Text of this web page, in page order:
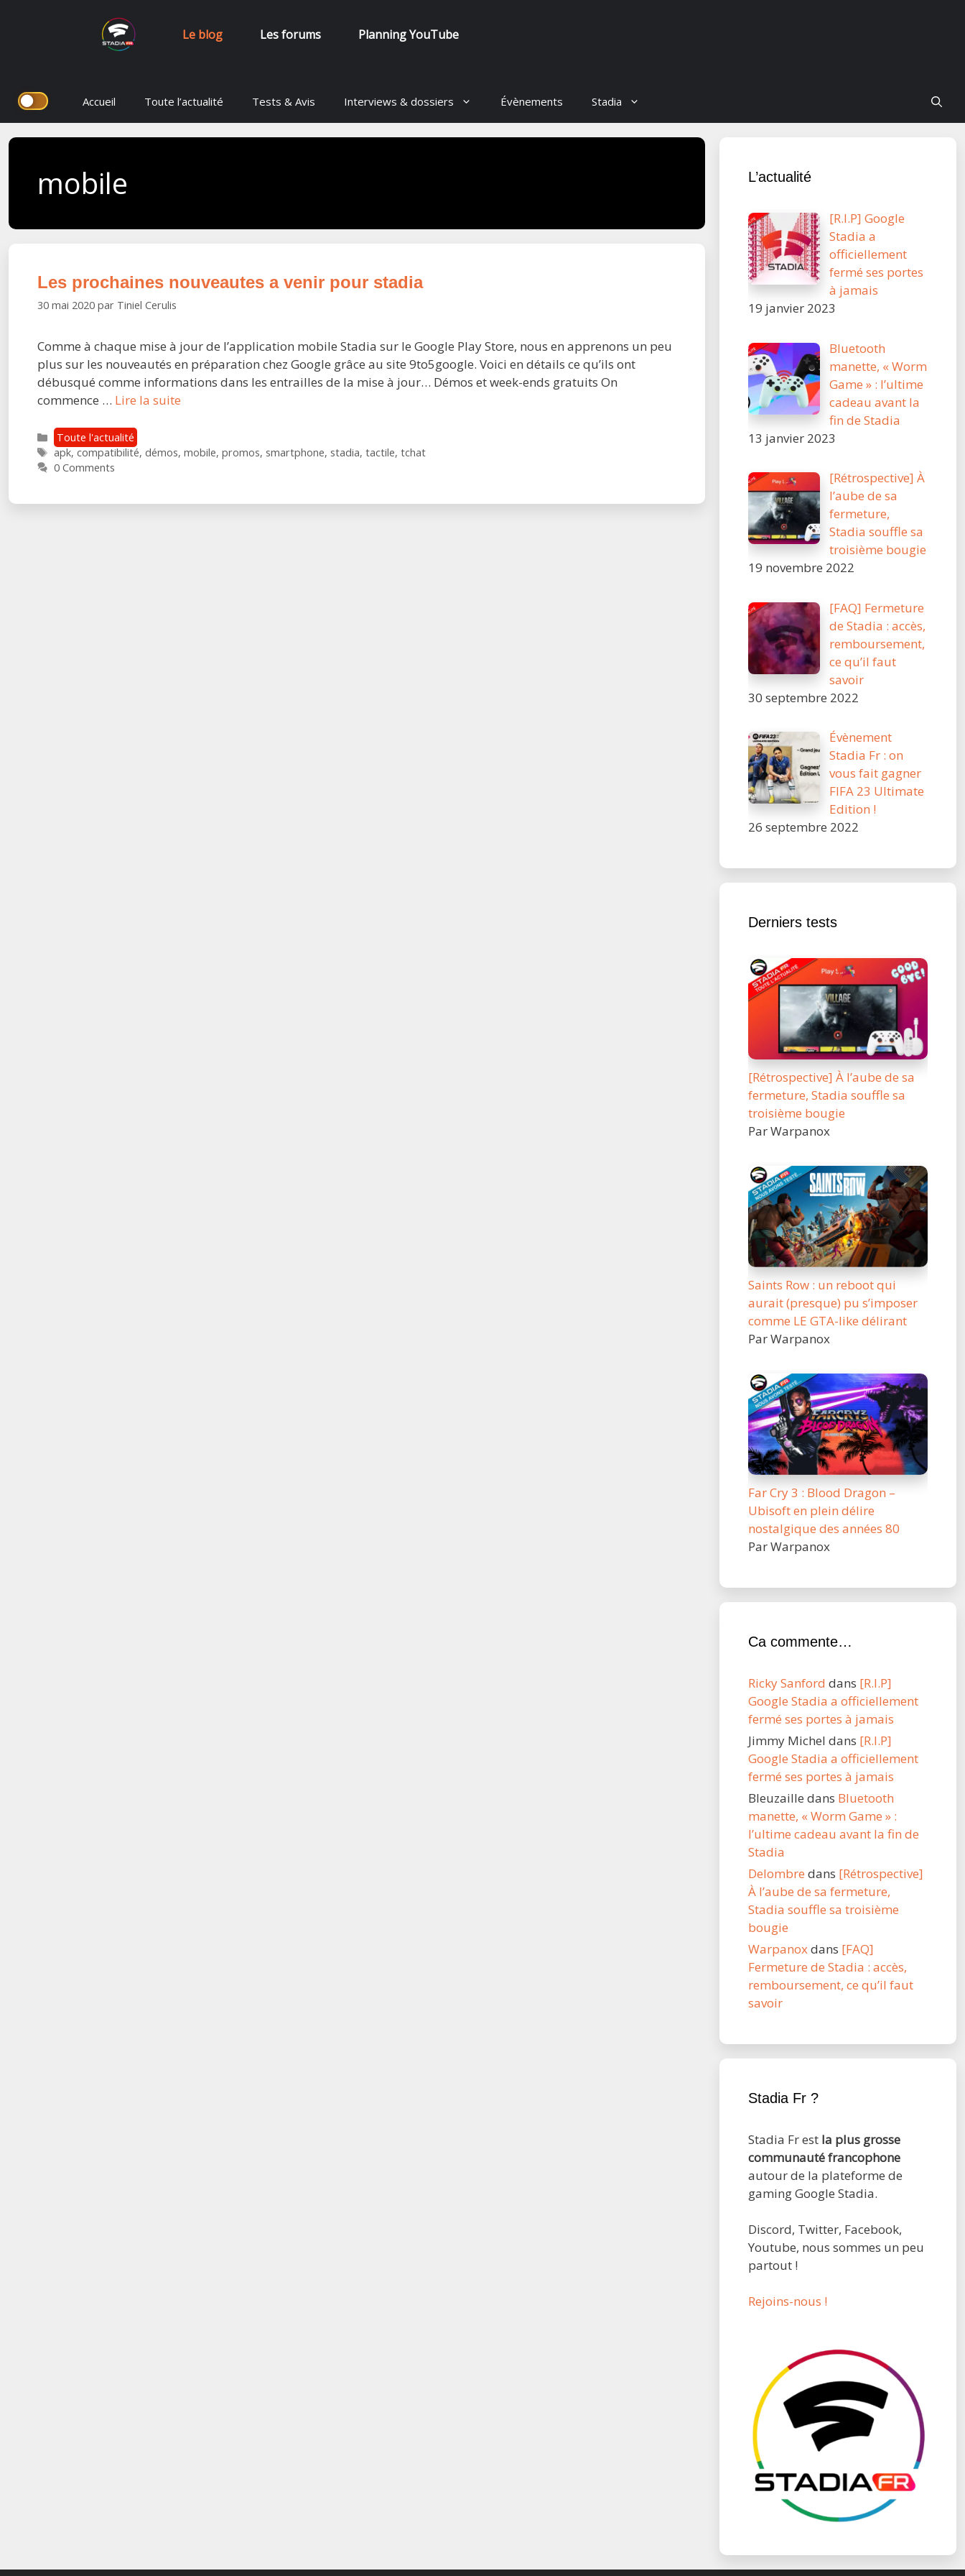
Le blog Les forums Planning YouTube
Aller
contenu
Accueil Toute l’actualité Tests & Avis Interviews & dossiers Évènements Stadia
mobile
Les prochaines nouveautes a venir pour stadia
30 mai 2020 par Tiniel Cerulis
Comme à chaque mise à jour de l’application mobile Stadia sur le Google Play Store, nous en apprenons un peu
plus sur les nouveautés en préparation chez Google grâce au site 9to5google. Voici en détails ce qu’ils ont
débusqué comme informations dans les entrailles de la mise à jour… Démos et week-ends gratuits On
commence … Lire la suite
a
stadia
Catégories
Toute l'actualité
Étiquettes
apk,compatibilité,démos,mobile,promos, smartphone, stadia,tactile,tchat
0 Comments
L’actualité
[R.I.P] Google
Stadia a
officiellement
fermé ses portes
à jamais
19 janvier 2023
Bluetooth
manette, « Worm
Game » : l’ultime
cadeau avant la
fin de Stadia
13 janvier 2023
[Rétrospective] À
l’aube de sa
fermeture,
Stadia souffle sa
troisième bougie
19 novembre 2022
[FAQ] Fermeture
de Stadia : accès,
remboursement,
ce qu’il faut
savoir
30 septembre 2022
Évènement
Stadia Fr : on
vous fait gagner
FIFA 23 Ultimate
Edition !
26 septembre 2022
Derniers tests
[Rétrospective] À l’aube de sa
fermeture, Stadia souffle sa
troisième bougie
Par Warpanox
Saints Row : un reboot qui
aurait (presque) pu s’imposer
comme LE GTA-like délirant
Par Warpanox
Far Cry 3 : Blood Dragon –
Ubisoft en plein délire
nostalgique des années 80
Par Warpanox
Ca commente…
Ricky Sanford dans [R.I.P]
Google Stadia a officiellement
fermé ses portes à jamais
Jimmy Michel dans [R.I.P]
Google Stadia a officiellement
fermé ses portes à jamais
Bleuzaille dans Bluetooth
manette, « Worm Game » :
l’ultime cadeau avant la fin de
Stadia
Delombre dans [Rétrospective]
À l’aube de sa fermeture,
Stadia souffle sa troisième
bougie
Warpanoxdans [FAQ]
Fermeture de Stadia : accès,
remboursement, ce qu’il faut
savoir
Stadia Fr ?
Stadia Fr est la plus grosse
communauté francophone
autour de la plateforme de
gaming Google Stadia.
Discord, Twitter, Facebook,
Youtube, nous sommes un peu
partout !
Rejoins-nous !